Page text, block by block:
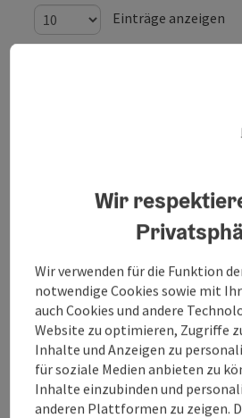
Einträge anzeigen
08.08.2026
10.08.2026
11.08.2026
12.08.2026
13.08.2026
Wir
Wir verwenden für die Funktion
notwendige Cookies sowie mit
auch Cookies und andere
Website zu optimieren, Zugriffe
Inhalte und Anzeigen zu
für soziale Medien anbieten zu
Inhalte einzubinden und
anderen Plattformen zu zeigen.